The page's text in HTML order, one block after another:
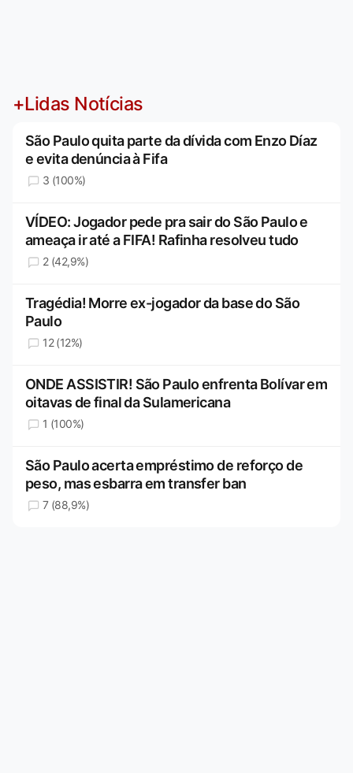
+Lidas Notícias
São Paulo quita parte da dívida com Enzo Díaz
e evita denúncia à Fifa
3 (100%)
VÍDEO: Jogador pede pra sair do São Paulo e
ameaça ir até a FIFA! Rafinha resolveu tudo
2 (42,9%)
Tragédia! Morre ex-jogador da base do São
Paulo
12 (12%)
ONDE ASSISTIR! São Paulo enfrenta Bolívar em
oitavas de final da Sulamericana
1 (100%)
São Paulo acerta empréstimo de reforço de
peso, mas esbarra em transfer ban
7 (88,9%)